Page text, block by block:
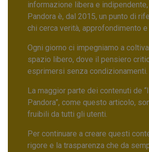
informazione libera e
Pandora è, dal 2015, un punto di
chi cerca verità, approfondimento
Ogni giorno ci impegniamo a
spazio libero, dove il pensiero
esprimersi senza condizionamenti.
La maggior parte dei contenuti de
Pandora”, come questo articolo,
fruibili da tutti gli utenti.
Per continuare a creare questi
rigore e la trasparenza che da